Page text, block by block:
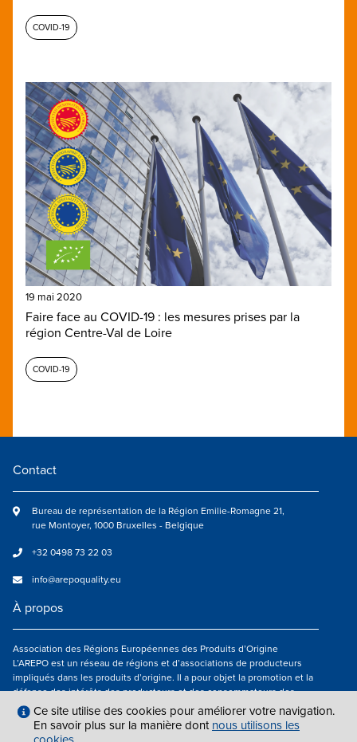
COVID-19
19 mai 2020
Faire face au COVID-19 : les mesures prises par la
région Centre-Val de Loire
COVID-19
Contact
Bureau de représentation de la Région Emilie-Romagne 21,
rue Montoyer, 1000 Bruxelles - Belgique
+32 0498 73 22 03
info@arepoquality.eu
À propos
Association des Régions Européennes des Produits d’Origine
L’AREPO est un réseau de régions et d’associations de producteurs
impliqués dans les produits d’origine. Il a pour objet la promotion et la
défense des intérêts des producteurs et des consommateurs des
régions européennes engagés dans la valorisation des produits
agroalimentaires de qualité.
Ce site utilise des cookies pour améliorer votre navigation.
En savoir plus sur la manière dont nous utilisons les